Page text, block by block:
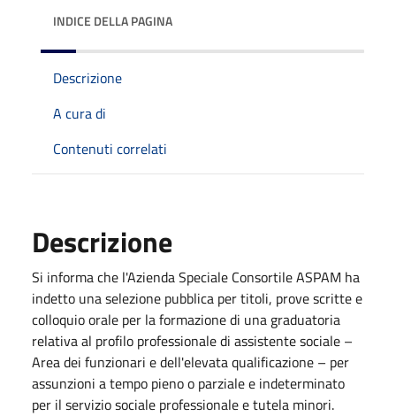
INDICE DELLA PAGINA
Descrizione
A cura di
Contenuti correlati
Descrizione
Si informa che l'Azienda Speciale Consortile ASPAM ha
indetto una selezione pubblica per titoli, prove scritte e
colloquio orale per la formazione di una graduatoria
relativa al profilo professionale di assistente sociale –
Area dei funzionari e dell'elevata qualificazione – per
assunzioni a tempo pieno o parziale e indeterminato
per il servizio sociale professionale e tutela minori.